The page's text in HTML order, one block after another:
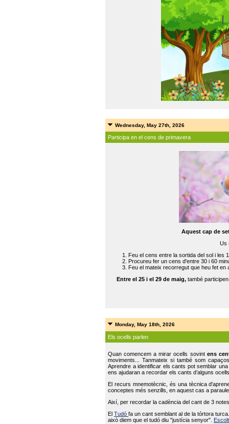
Wednesday, May 27th, 2026
Participa en el cens de primavera
Aquest cap de
Us
Feu el cens entre la sortida del sol i les
Procureu fer un cens d'entre 30 i 60
Feu el mateix recorregut que heu fet en
Entre el 25 i el 29 de maig, també
Monday, May 18th, 2026
Els ocells parlen
Quan comencem a mirar ocells sovint ens
moviments... Tanmateix si també som
Aprendre a identificar els cants pot semblar
ens ajudaran a recordar els cants d’alguns
El recurs mnemotècnic, és una tècnica
conceptes més senzills, en aquest cas a
Així, per recordar la cadència del cant de 3
ElTudófa un cant semblant al de la tórtora
això diem que el tudó diu "justícia senyor".